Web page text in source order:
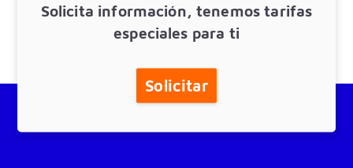
Solicita información, tenemos tarifas
especiales para ti
Solicitar